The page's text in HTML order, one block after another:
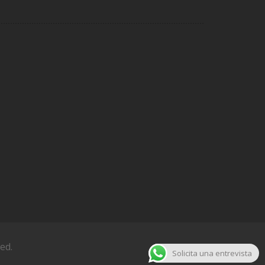
Solicita una entrevista